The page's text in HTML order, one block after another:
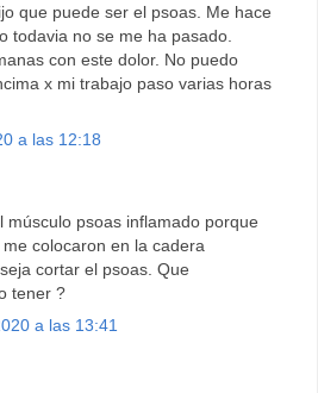
que puede ser el psoas. Me hace
todavia no se me ha pasado.
con este dolor. No puedo
x mi trabajo paso varias horas
a las 12:18
músculo psoas inflamado porque
colocaron en la cadera
cortar el psoas. Que
tener ?
a las 13:41